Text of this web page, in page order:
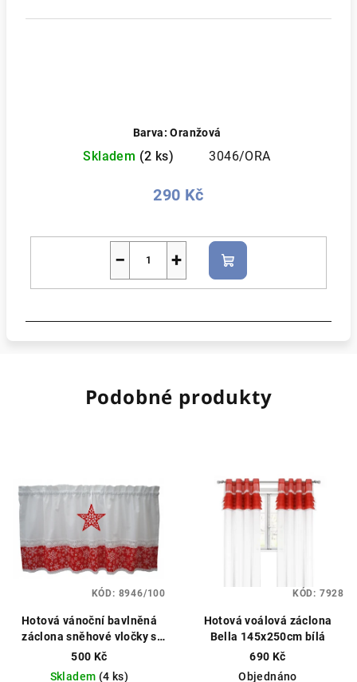
Barva: Oranžová
Skladem (2 ks) 3046/ORA
290 Kč
+
−
Do
košíku
Podobné produkty
Hotová vánoční bavlněná
záclona sněhové vločky s
hvězdou, výška 40cm, různé
500 Kč
Skladem (4 ks)
KÓD: 8946/100
Hotová voálová záclona
Bella 145x250cm bílá
690 Kč
Objednáno
KÓD: 7928